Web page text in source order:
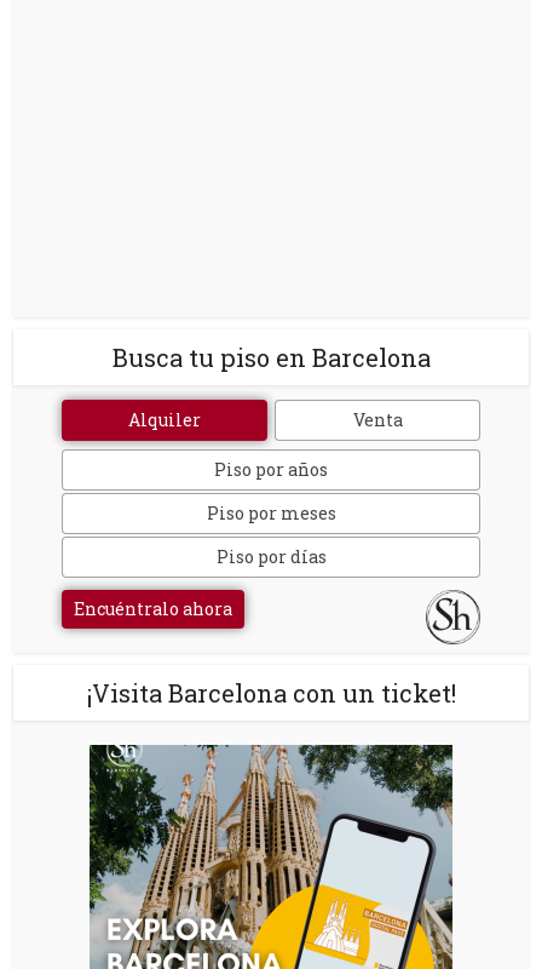
Busca tu piso en Barcelona
Alquiler Venta
Piso por años
Piso por meses
Piso por días
Encuéntralo ahora
¡Visita Barcelona con un ticket!